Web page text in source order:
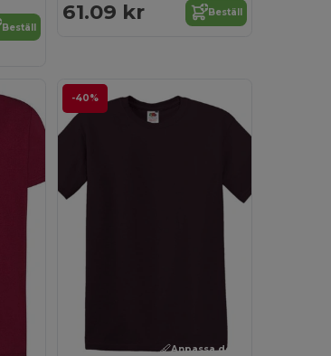
Beställ
61.09 kr Beställ
-40%
Anpassa det!